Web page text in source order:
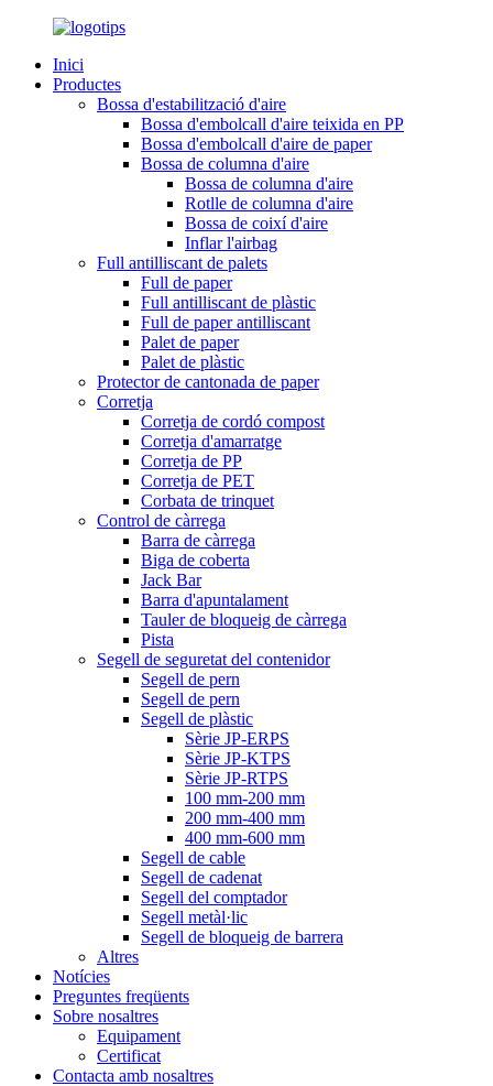
Inici
Productes
Bossa d'estabilització d'aire
Bossa d'embolcall d'aire teixida en PP
Bossa d'embolcall d'aire de paper
Bossa de columna d'aire
Bossa de columna d'aire
Rotlle de columna d'aire
Bossa de coixí d'aire
Inflar l'airbag
Full antilliscant de palets
Full de paper
Full antilliscant de plàstic
Full de paper antilliscant
Palet de paper
Palet de plàstic
Protector de cantonada de paper
Corretja
Corretja de cordó compost
Corretja d'amarratge
Corretja de PP
Corretja de PET
Corbata de trinquet
Control de càrrega
Barra de càrrega
Biga de coberta
Jack Bar
Barra d'apuntalament
Tauler de bloqueig de càrrega
Pista
Segell de seguretat del contenidor
Segell de pern
Segell de pern
Segell de plàstic
Sèrie JP-ERPS
Sèrie JP-KTPS
Sèrie JP-RTPS
100 mm-200 mm
200 mm-400 mm
400 mm-600 mm
Segell de cable
Segell de cadenat
Segell del comptador
Segell metàl·lic
Segell de bloqueig de barrera
Altres
Notícies
Preguntes freqüents
Sobre nosaltres
Equipament
Certificat
Contacta amb nosaltres